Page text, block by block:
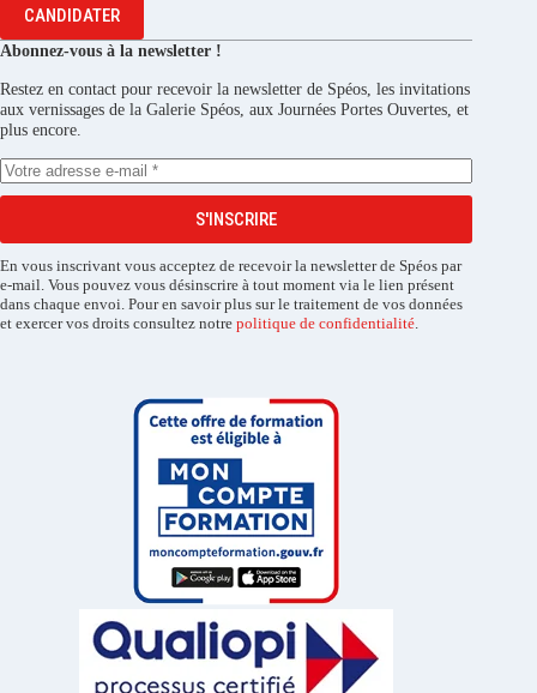
CANDIDATER
Abonnez-vous à la newsletter !
Restez en contact pour recevoir la newsletter de Spéos, les invitations
aux vernissages de la Galerie Spéos, aux Journées Portes Ouvertes, et
plus encore.
S'INSCRIRE
En vous inscrivant vous acceptez de recevoir la newsletter de Spéos par
e-mail. Vous pouvez vous désinscrire à tout moment via le lien présent
dans chaque envoi. Pour en savoir plus sur le traitement de vos données
et exercer vos droits consultez notre politique de confidentialité.